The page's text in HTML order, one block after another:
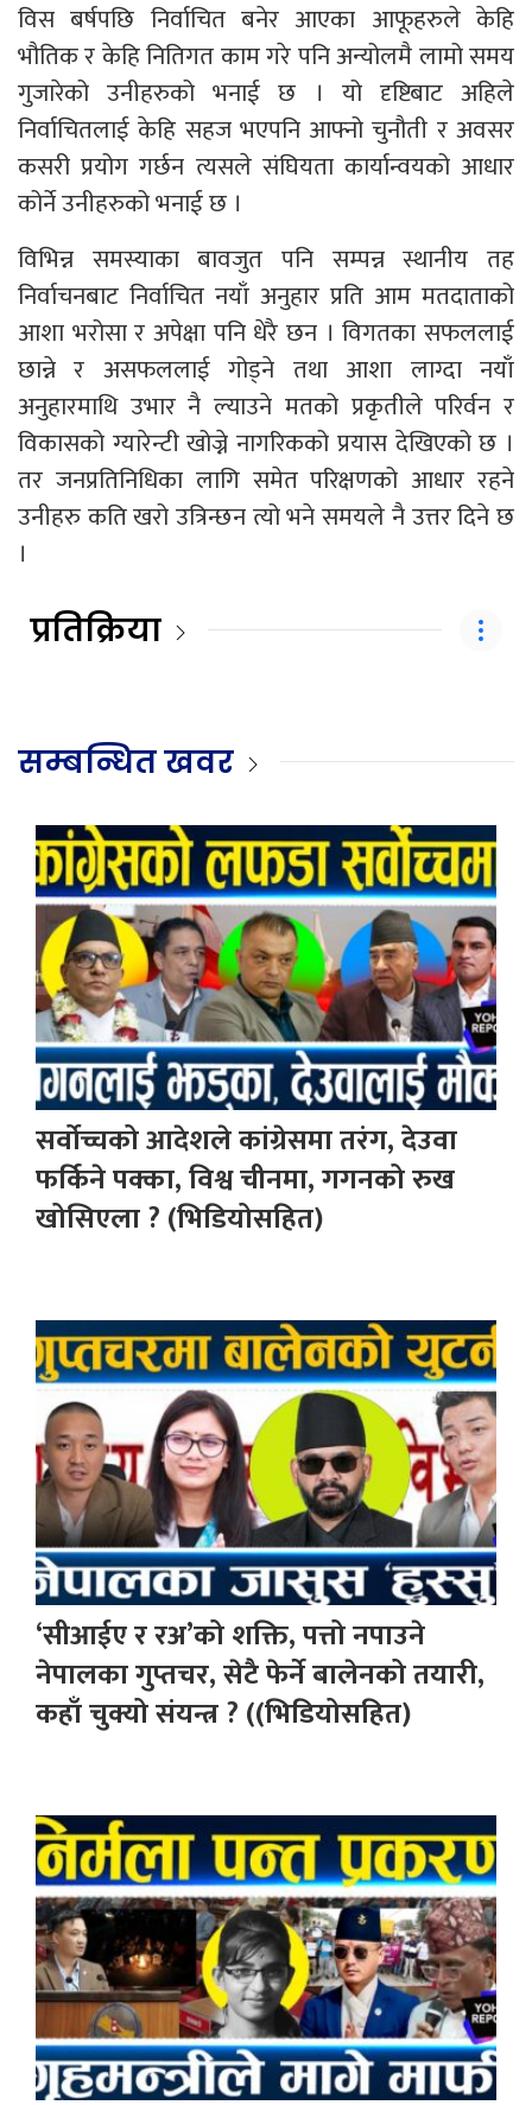
विस बर्षपछि निर्वाचित बनेर आएका आफूहरुले केहि
भौतिक र केहि नितिगत काम गरे पनि अन्योलमै लामो समय
गुजारेको उनीहरुको भनाई छ । यो दृष्टिबाट अहिले
निर्वाचितलाई केहि सहज भएपनि आफ्नो चुनौती र अवसर
कसरी प्रयोग गर्छन त्यसले संघियता कार्यान्वयको आधार
कोर्ने उनीहरुको भनाई छ ।
विभिन्न समस्याका बावजुत पनि सम्पन्न स्थानीय तह
निर्वाचनबाट निर्वाचित नयाँ अनुहार प्रति आम मतदाताको
आशा भरोसा र अपेक्षा पनि धेरै छन । विगतका सफललाई
छान्ने र असफललाई गोड्ने तथा आशा लाग्दा नयाँ
अनुहारमाथि उभार नै ल्याउने मतको प्रकृतीले परिर्वन र
विकासको ग्यारेन्टी खोज्ने नागरिकको प्रयास देखिएको छ ।
तर जनप्रतिनिधिका लागि समेत परिक्षणको आधार रहने
उनीहरु कति खरो उत्रिन्छन त्यो भने समयले नै उत्तर दिने छ
।
प्रतिक्रिया
सम्बन्धित खवर
सर्वोच्चको आदेशले कांग्रेसमा तरंग, देउवा
फर्किने पक्का, विश्व चीनमा, गगनको रुख
खोसिएला ? (भिडियोसहित)
‘सीआईए र रअ’को शक्ति, पत्तो नपाउने
नेपालका गुप्तचर, सेटै फेर्ने बालेनको तयारी,
कहाँ चुक्यो संयन्त्र ? ((भिडियोसहित)